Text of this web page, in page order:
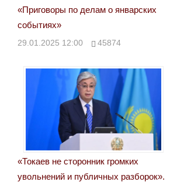
«Приговоры по делам о январских
событиях»
29.01.2025 12:00 45874
«Токаев не сторонник громких
увольнений и публичных разборок».